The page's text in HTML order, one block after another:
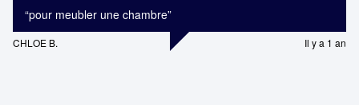
“pour meubler une chambre”
CHLOE B. Il y a 1 an